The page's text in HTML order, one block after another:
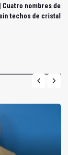
Cuatro nombres de
techos de cristal